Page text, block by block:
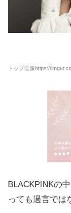
トップ画像https://
BLACKPINKの
っても過言では